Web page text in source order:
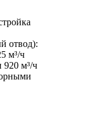
отвод):
м³/ч
м³/ч